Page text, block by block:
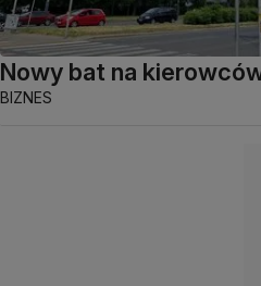
Nowy bat na
BIZNES